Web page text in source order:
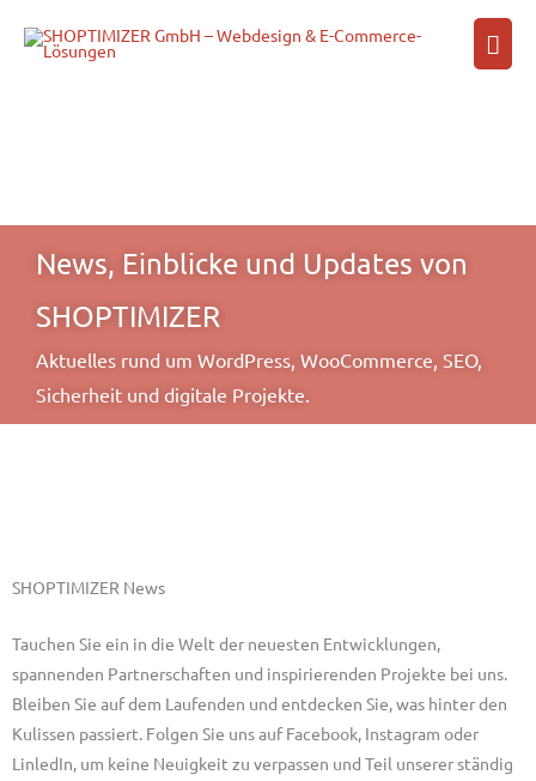
Inhalt
News, Einblicke und Updates von
SHOPTIMIZER
Aktuelles rund um WordPress, WooCommerce, SEO,
Sicherheit und digitale Projekte.
SHOPTIMIZER News
Tauchen Sie ein in die Welt der neuesten Entwicklungen,
spannenden Partnerschaften und inspirierenden Projekte bei uns.
Bleiben Sie auf dem Laufenden und entdecken Sie, was hinter den
Kulissen passiert. Folgen Sie uns auf Facebook, Instagram oder
LinledIn, um keine Neuigkeit zu verpassen und Teil unserer ständig